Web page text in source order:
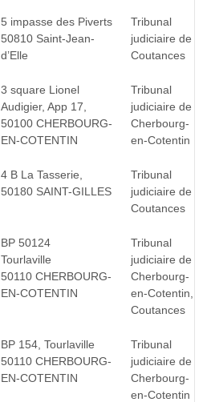
5 impasse des Piverts
50810 Saint-Jean-
d’Elle
Tribunal
judiciaire de
Coutances
3 square Lionel
Audigier, App 17,
50100 CHERBOURG-
EN-COTENTIN
Tribunal
judiciaire de
Cherbourg-
en-Cotentin
4 B La Tasserie,
50180 SAINT-GILLES
Tribunal
judiciaire de
Coutances
BP 50124
Tourlaville
50110 CHERBOURG-
EN-COTENTIN
Tribunal
judiciaire de
Cherbourg-
en-Cotentin,
Coutances
BP 154, Tourlaville
50110 CHERBOURG-
EN-COTENTIN
Tribunal
judiciaire de
Cherbourg-
en-Cotentin